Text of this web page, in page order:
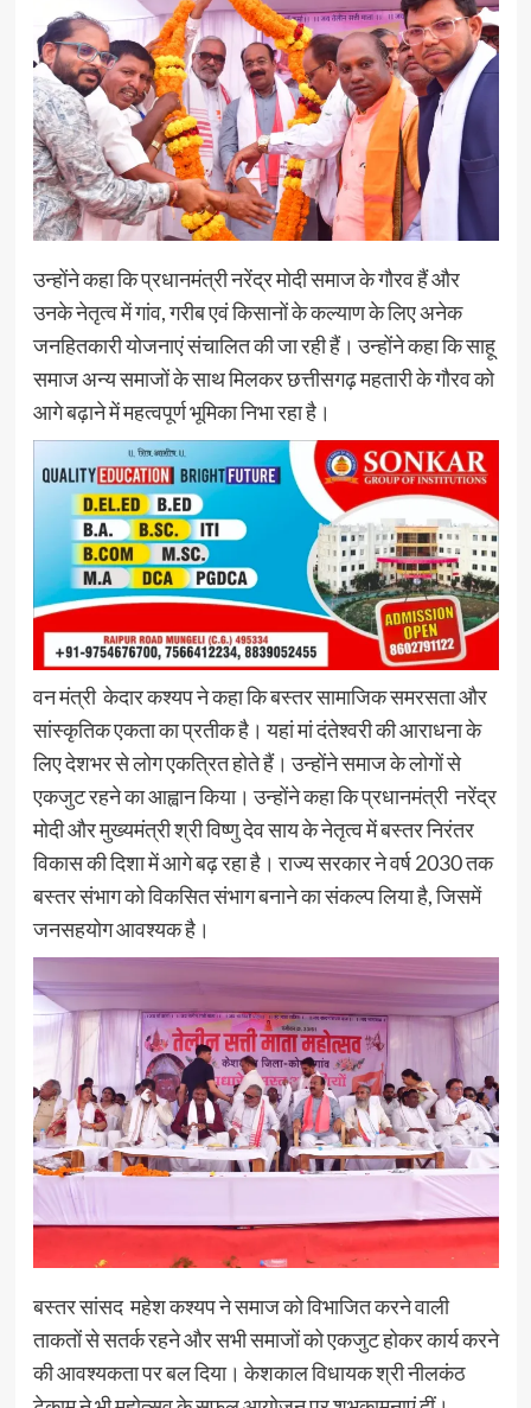
उन्होंने कहा कि प्रधानमंत्री नरेंद्र मोदी समाज के गौरव हैं और
उनके नेतृत्व में गांव, गरीब एवं किसानों के कल्याण के लिए अनेक
जनहितकारी योजनाएं संचालित की जा रही हैं। उन्होंने कहा कि साहू
समाज अन्य समाजों के साथ मिलकर छत्तीसगढ़ महतारी के गौरव को
आगे बढ़ाने में महत्वपूर्ण भूमिका निभा रहा है।
वन मंत्री केदार कश्यप ने कहा कि बस्तर सामाजिक समरसता और
सांस्कृतिक एकता का प्रतीक है। यहां मां दंतेश्वरी की आराधना के
लिए देशभर से लोग एकत्रित होते हैं। उन्होंने समाज के लोगों से
एकजुट रहने का आह्वान किया। उन्होंने कहा कि प्रधानमंत्री नरेंद्र
मोदी और मुख्यमंत्री श्री विष्णु देव साय के नेतृत्व में बस्तर निरंतर
विकास की दिशा में आगे बढ़ रहा है। राज्य सरकार ने वर्ष 2030 तक
बस्तर संभाग को विकसित संभाग बनाने का संकल्प लिया है, जिसमें
जनसहयोग आवश्यक है।
बस्तर सांसद महेश कश्यप ने समाज को विभाजित करने वाली
ताकतों से सतर्क रहने और सभी समाजों को एकजुट होकर कार्य करने
की आवश्यकता पर बल दिया। केशकाल विधायक श्री नीलकंठ